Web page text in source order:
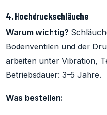
4. Hochdruckschläuche
Warum wichtig?
Bodenventilen und der
arbeiten unter Vibration,
Betriebsdauer: 3–5 Jahre.
Was bestellen: